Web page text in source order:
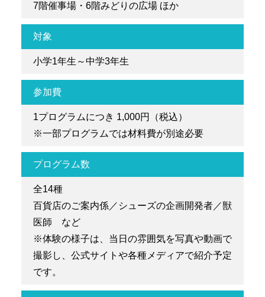
7階催事場・6階みどりの広場 ほか
対象
小学1年生～中学3年生
参加費
1プログラムにつき 1,000円（税込）
※一部プログラムでは材料費が別途必要
プログラム数
全14種
百貨店のご案内係／シューズの企画開発者／獣
医師 など
※体験の様子は、当日の雰囲気を写真や動画で
撮影し、公式サイトや各種メディアで紹介予定
です。